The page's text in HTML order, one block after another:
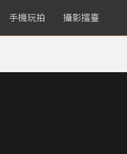
手機玩拍 攝影擂臺